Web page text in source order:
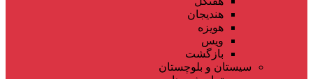
هندیجان
هویزه
ویس
بازگشت
سیستان و بلوچستان